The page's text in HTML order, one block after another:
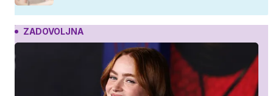
ZADOVOLJNA